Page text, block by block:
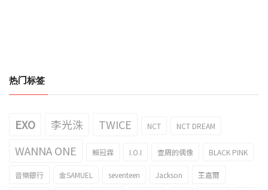
热门标签
EXO 李光洙 TWICE NCT NCT DREAM
WANNA ONE 賴冠霖 I.O.I 壹周的偶像 BLACK PINK
音樂銀行 金SAMUEL seventeen Jackson 王嘉爾